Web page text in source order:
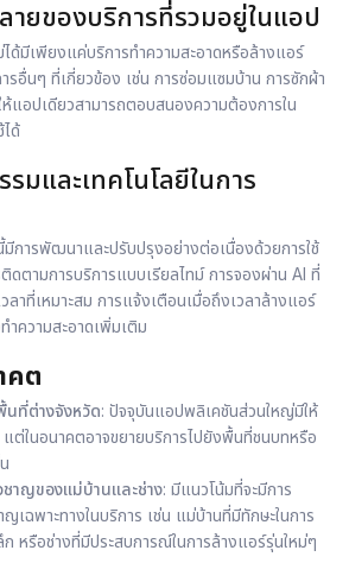
ายของบริการที่รวมอยู่ในแอป
ด้มีเพียงแค่บริการทำความสะอาดหรือล้างแอร์
รอื่นๆ ที่เกี่ยวข้อง เช่น การซ่อมแซมบ้าน การซักผ้า
ห้แอปเดียวสามารถตอบสนองความต้องการใน
ด้
รมและเทคโนโลยีในการ
การพัฒนาและปรับปรุงอย่างต่อเนื่องด้วยการใช้
ดตามการบริการแบบเรียลไทม์ การจองผ่าน AI ที่
ลาที่เหมาะสม การแจ้งเตือนเมื่อถึงเวลาล้างแอร์
ำความสะอาดเพิ่มเติม
คต
ที่ต่างจังหวัด: ปัจจุบันแอปพลิเคชันส่วนใหญ่มีให้
แต่ในอนาคตอาจขยายบริการไปยังพื้นที่ชนบทหรือ
ชาญของแม่บ้านและช่าง: มีแนวโน้มที่จะมีการ
เฉพาะทางในบริการ เช่น แม่บ้านที่มีทักษะในการ
ก หรือช่างที่มีประสบการณ์ในการล้างแอร์รุ่นใหม่ๆ